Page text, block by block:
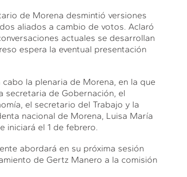
de Morena desmintió versiones
aliados a cambio de votos. Aclaró
actuales se desarrollan
espera la eventual presentación
la plenaria de Morena, en la que
secretaria de Gobernación, el
el secretario del Trabajo y la
nacional de Morena, Luisa María
iniciará el 1 de febrero.
abordará en su próxima sesión
de Gertz Manero a la comisión